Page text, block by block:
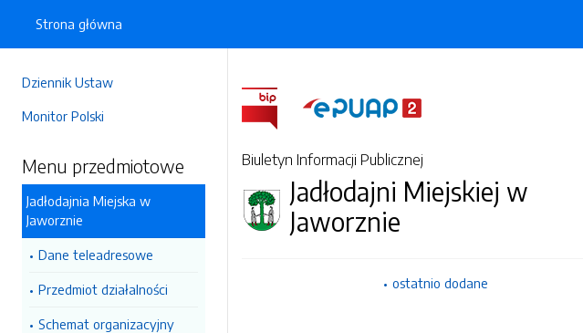
Dziennik Ustaw
Monitor Polski
Menu przedmiotowe
Jadłodajnia Miejska w
Jaworznie
Dane teleadresowe
Przedmiot działalności
Schemat organizacyjny
Strona główna
Biuletyn Informacji Publicznej
Jadłodajni Miejskiej w
Jaworznie
ostatnio dodane